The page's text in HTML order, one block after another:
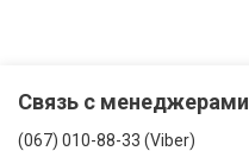
Связь с менеджерами
(067) 010-88-33 (Viber)